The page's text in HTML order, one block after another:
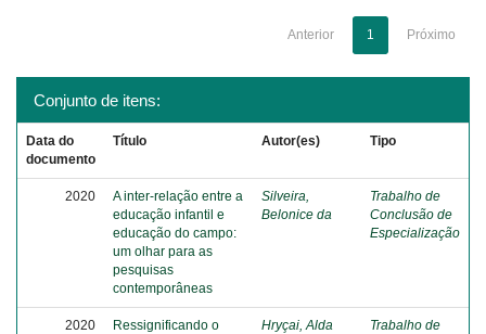
Anterior 1 Próximo
Conjunto de itens:
Data do
documento
Título Autor(es) Tipo
2020
A inter-relação entre a
educação infantil e
educação do campo:
um olhar para as
pesquisas
contemporâneas
Silveira,
Belonice da
Trabalho de
Conclusão de
Especialização
2020
Ressignificando o
Hryçai, Alda
Trabalho de